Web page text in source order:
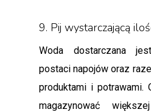
9. Pij wystarczającą
Woda dostarczana
postaci napojów oraz
produktami i potrawami.
magazynować